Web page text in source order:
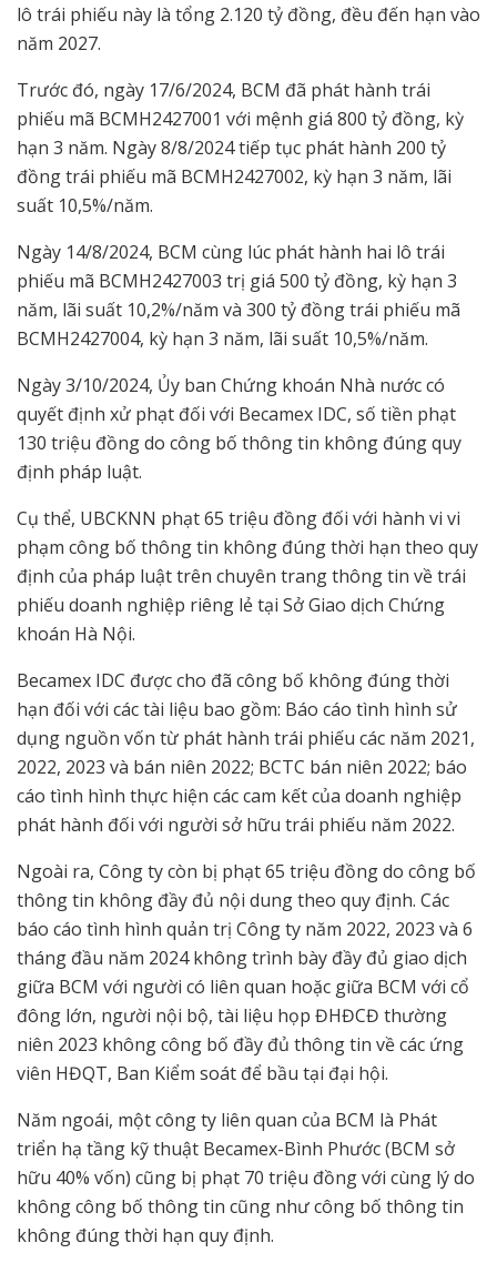
lô trái phiếu này là tổng 2.120 tỷ đồng, đều đến hạn vào
năm 2027.
Trước đó, ngày 17/6/2024, BCM đã phát hành trái
phiếu mã BCMH2427001 với mệnh giá 800 tỷ đồng, kỳ
hạn 3 năm. Ngày 8/8/2024 tiếp tục phát hành 200 tỷ
đồng trái phiếu mã BCMH2427002, kỳ hạn 3 năm, lãi
suất 10,5%/năm.
Ngày 14/8/2024, BCM cùng lúc phát hành hai lô trái
phiếu mã BCMH2427003 trị giá 500 tỷ đồng, kỳ hạn 3
năm, lãi suất 10,2%/năm và 300 tỷ đồng trái phiếu mã
BCMH2427004, kỳ hạn 3 năm, lãi suất 10,5%/năm.
Ngày 3/10/2024, Ủy ban Chứng khoán Nhà nước có
quyết định xử phạt đối với Becamex IDC, số tiền phạt
130 triệu đồng do công bố thông tin không đúng quy
định pháp luật.
Cụ thể, UBCKNN phạt 65 triệu đồng đối với hành vi vi
phạm công bố thông tin không đúng thời hạn theo quy
định của pháp luật trên chuyên trang thông tin về trái
phiếu doanh nghiệp riêng lẻ tại Sở Giao dịch Chứng
khoán Hà Nội.
Becamex IDC được cho đã công bố không đúng thời
hạn đối với các tài liệu bao gồm: Báo cáo tình hình sử
dụng nguồn vốn từ phát hành trái phiếu các năm 2021,
2022, 2023 và bán niên 2022; BCTC bán niên 2022; báo
cáo tình hình thực hiện các cam kết của doanh nghiệp
phát hành đối với người sở hữu trái phiếu năm 2022.
Ngoài ra, Công ty còn bị phạt 65 triệu đồng do công bố
thông tin không đầy đủ nội dung theo quy định. Các
báo cáo tình hình quản trị Công ty năm 2022, 2023 và 6
tháng đầu năm 2024 không trình bày đầy đủ giao dịch
giữa BCM với người có liên quan hoặc giữa BCM với cổ
đông lớn, người nội bộ, tài liệu họp ĐHĐCĐ thường
niên 2023 không công bố đầy đủ thông tin về các ứng
viên HĐQT, Ban Kiểm soát để bầu tại đại hội.
Năm ngoái, một công ty liên quan của BCM là Phát
triển hạ tầng kỹ thuật Becamex-Bình Phước (BCM sở
hữu 40% vốn) cũng bị phạt 70 triệu đồng với cùng lý do
không công bố thông tin cũng như công bố thông tin
không đúng thời hạn quy định.